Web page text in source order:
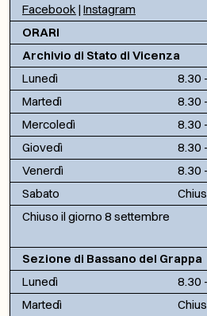
Facebook | Instagram
ORARI
Archivio di Stato di Vicenza
Lunedì
8.30
Martedì
8.30
Mercoledì
8.30
Giovedì
8.30
Venerdì
8.30
Sabato
Chiuso il giorno 8 settembre
Sezione di Bassano del Grappa
Lunedì
8.30
Martedì